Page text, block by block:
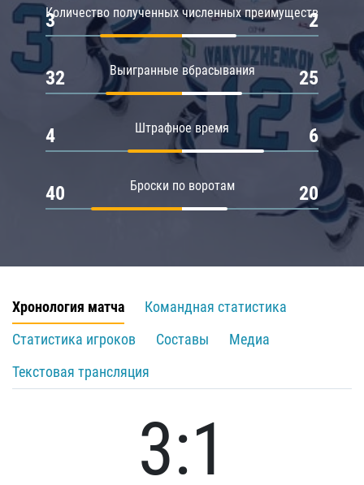
Количество полученных численных преимуществ
3 2
Выигранные вбрасывания
32 25
Штрафное время
4 6
Броски по воротам
40 20
Хронология матча
Командная статистика
Статистика игроков
Составы
Медиа
Текстовая трансляция
3:1